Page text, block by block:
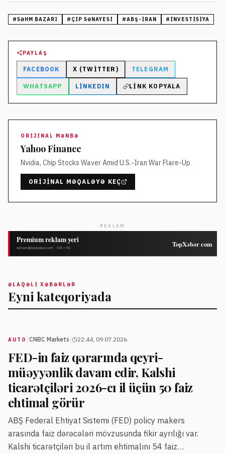
#SƏHM BAZARI # ÇIP SƏNAYESI #ABŞ-İRAN # INVESTISIYA
PAYLAŞ
FACEBOOK X (TWITTER) TELEGRAM
WHATSAPP LINKEDIN LINK KOPYALA
ORIJINAL MƏNBƏ
Yahoo Finance
Nvidia, Chip Stocks Waver Amid U.S.-Iran War Flare-Up
ORIJINAL MƏQALƏYƏ KEÇ
REKLAM
ƏLAQƏLI XƏBƏRLƏR
Eyni kateqoriyada
AUTO CNBC Markets 22:44, 09.07.2026
FED-in faiz qərarında qeyri-
müəyyənlik davam edir, Kalshi
ticarətçiləri 2026-cı il üçün 50 faiz
ehtimal görür
ABŞ Federal Ehtiyat Sistemi (FED) policy makers
arasında faiz dərəcələri mövzusunda fikir ayrılığı var.
Kalshi ticarətçiləri bu il artım ehtimalını 54 faiz